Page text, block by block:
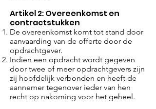
Artikel 2: Overeenkomst en
contractstukken
De overeenkomst komt tot stand door
aanvaarding van de offerte door de
opdrachtgever.
Indien een opdracht wordt gegeven
door twee of meer opdrachtgevers zijn
zij hoofdelijk verbonden en heeft de
aannemer tegenover ieder van hen
recht op nakoming voor het geheel.